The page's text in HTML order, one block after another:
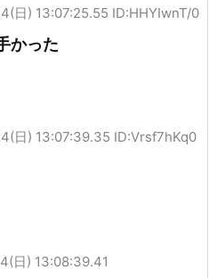
日) 13:07:25.55 ID:HHYIwnT/0
かった
日) 13:07:39.35 ID:Vrsf7hKq0
日) 13:08:39.41